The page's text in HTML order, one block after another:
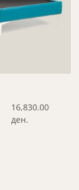
16,830.00
ден.